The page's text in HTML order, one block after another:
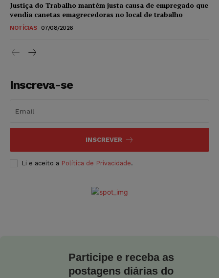
Justiça do Trabalho mantém justa causa de empregado que
vendia canetas emagrecedoras no local de trabalho
NOTÍCIAS 07/08/2026
Inscreva-se
INSCREVER
Li e aceito a Política de Privacidade.
Participe e receba as
postagens diárias do